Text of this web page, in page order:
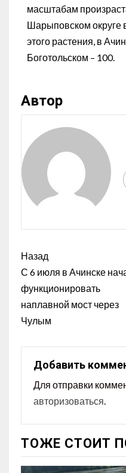
масштабам
Шарыповском округе
этого растения, в
Боготольском – 100.
Автор
Назад
С 6 июля в Ачинске
функционировать
наплавной мост через
Чулым
Добавить
Для отправки
авторизоваться.
ТОЖЕ СТОИТ